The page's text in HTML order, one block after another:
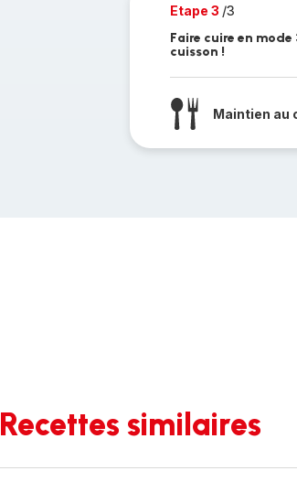
Etape 3 /3
Faire cuire en
cuisson !
Maintien au
Recettes similaires